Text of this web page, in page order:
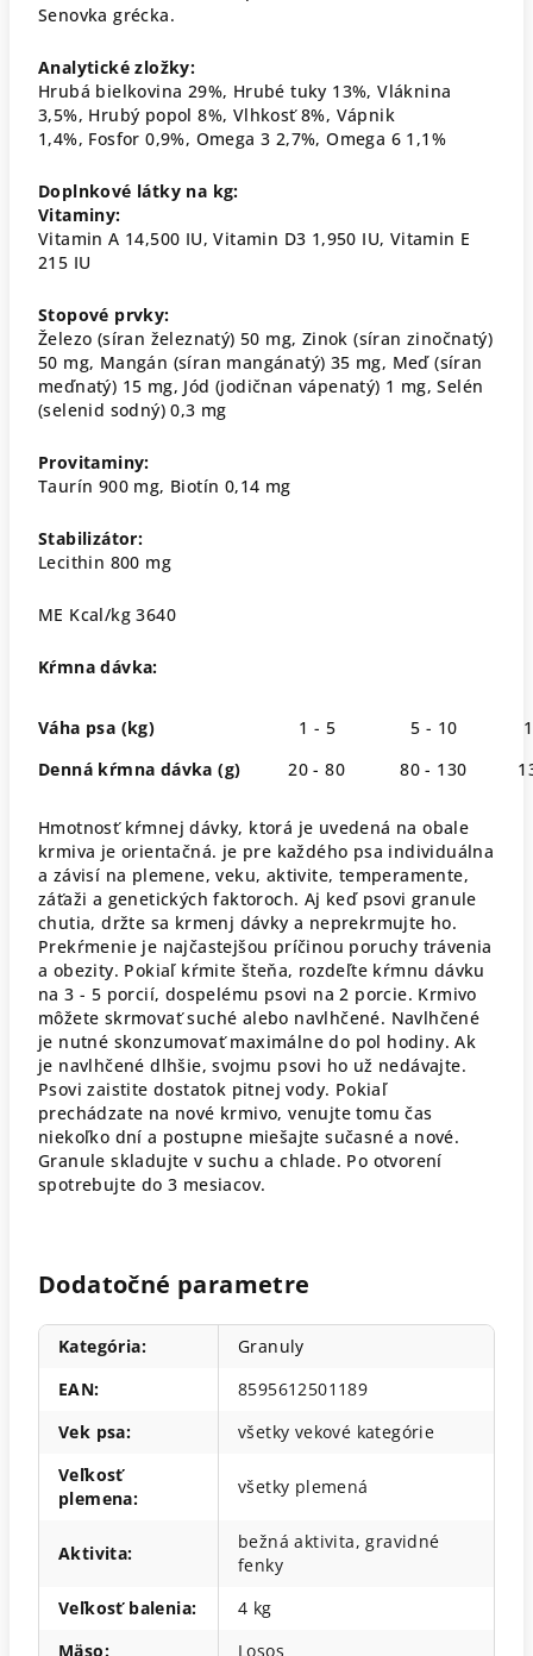
Senovka grécka.
Analytické zložky:
Hrubá bielkovina 29%, Hrubé tuky 13%, Vláknina
3,5%, Hrubý popol 8%, Vlhkosť 8%, Vápnik
1,4%, Fosfor 0,9%, Omega 3 2,7%, Omega 6 1,1%
Doplnkové látky na kg:
Vitaminy:
Vitamin A 14,500 IU, Vitamin D3 1,950 IU, Vitamin E
215 IU
Stopové prvky:
Železo (síran železnatý) 50 mg, Zinok (síran zinočnatý)
50 mg, Mangán (síran mangánatý) 35 mg, Meď (síran
meďnatý) 15 mg, Jód (jodičnan vápenatý) 1 mg, Selén
(selenid sodný) 0,3 mg
Provitaminy:
Taurín 900 mg, Biotín 0,14 mg
Stabilizátor:
Lecithin 800 mg
ME Kcal/kg 3640
Kŕmnadávka:
Váha psa (kg) 1 - 5 5 - 10
Denná kŕmna dávka (g)
20 - 80 80 - 130
Hmotnosť kŕmnej dávky, ktorá je uvedená na obale
krmiva je orientačná. je pre každého psa individuálna
a závisí na plemene, veku, aktivite, temperamente,
záťaži a genetických faktoroch. Aj keď psovi granule
chutia, držte sa krmenj dávky a neprekrmujte ho.
Prekŕmenie je najčastejšou príčinou poruchy trávenia
a obezity. Pokiaľ kŕmite šteňa, rozdeľte kŕmnu dávku
na 3 - 5 porcií, dospelému psovi na 2 porcie. Krmivo
môžete skrmovať suché alebo navlhčené. Navlhčené
je nutné skonzumovať maximálne do pol hodiny. Ak
je navlhčené dlhšie, svojmu psovi ho už nedávajte.
Psovi zaistite dostatok pitnej vody. Pokiaľ
prechádzate na nové krmivo, venujte tomu čas
niekoľko dní a postupne miešajte sučasné a nové.
Granule skladujte v suchu a chlade. Po otvorení
spotrebujte do 3 mesiacov.
Dodatočné parametre
Kategória:
Granuly
EAN:
8595612501189
Vek psa:
všetky vekové kategórie
Veľkosť
plemena:
všetky plemená
Aktivita:
bežná aktivita, gravidné
fenky
Veľkosť balenia:
4 kg
Mäso: Losos